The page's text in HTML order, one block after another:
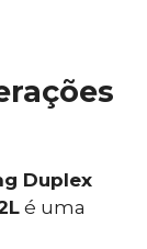
Duplex
é uma